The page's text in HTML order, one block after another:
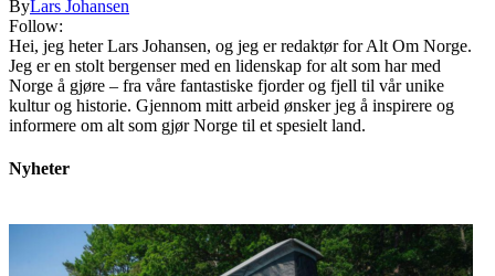
ByLars Johansen
Follow:
Hei, jeg heter Lars Johansen, og jeg er redaktør for Alt Om Norge.
Jeg er en stolt bergenser med en lidenskap for alt som har med
Norge å gjøre – fra våre fantastiske fjorder og fjell til vår unike
kultur og historie. Gjennom mitt arbeid ønsker jeg å inspirere og
informere om alt som gjør Norge til et spesielt land.
Nyheter